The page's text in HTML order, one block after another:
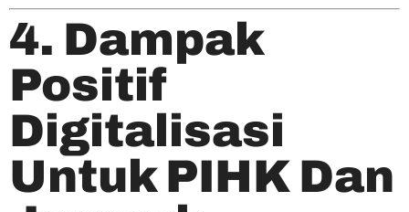
4. Dampak
Positif
Digitalisasi
Untuk PIHK Dan